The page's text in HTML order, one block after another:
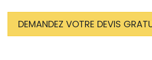
DEMANDEZ VOTRE DEVIS